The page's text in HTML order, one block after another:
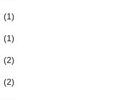
(1)
(1)
(2)
(2)